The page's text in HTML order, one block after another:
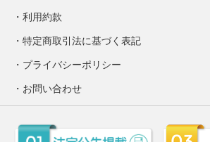
利用約款
特定商取引法に基づく表記
プライバシーポリシー
お問い合わせ